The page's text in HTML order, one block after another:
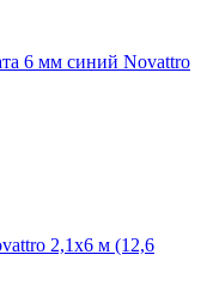
6 мм синий Novattro
2,1х6 м (12,6